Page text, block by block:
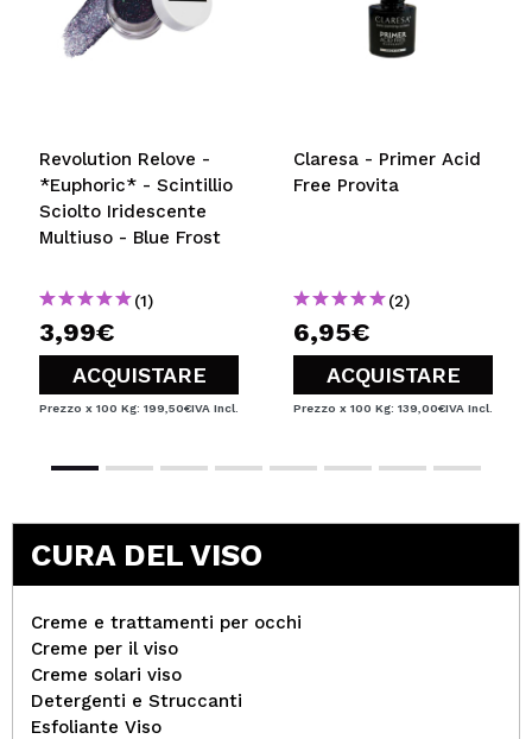
Revolution Relove -
*Euphoric* - Scintillio
Sciolto Iridescente
Multiuso - Blue Frost
(1)
3,99€
ACQUISTARE
Prezzo x 100 Kg: 199,50€IVA Incl.
Claresa - Primer Acid
Free Provita
(2)
6,95€
ACQUISTARE
Prezzo x 100 Kg: 139,00€IVA Incl.
CURA DEL VISO
Creme e trattamenti per occhi
Creme per il viso
Creme solari viso
Detergenti e Struccanti
Esfoliante Viso